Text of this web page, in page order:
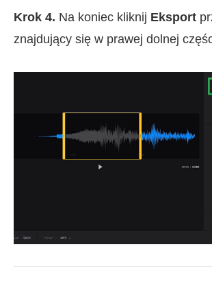
Krok 4. Na koniec kliknij Eksport
znajdujący się w prawej dolnej